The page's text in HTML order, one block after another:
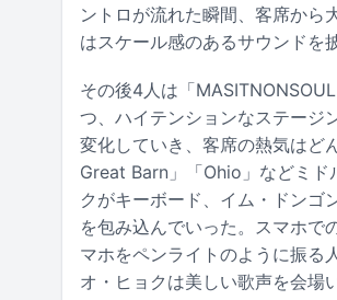
ントロが流れた瞬間、客席から
はスケール感のあるサウンドを
その後4人は「
つ、ハイテンションなステージ
変化していき、客席の熱気はど
Great Barn」「Ohio」などミ
クがキーボード、イム・ドンゴ
を包み込んでいった。スマホで
マホをペンライトのように振る
オ・ヒョクは美しい歌声を会場